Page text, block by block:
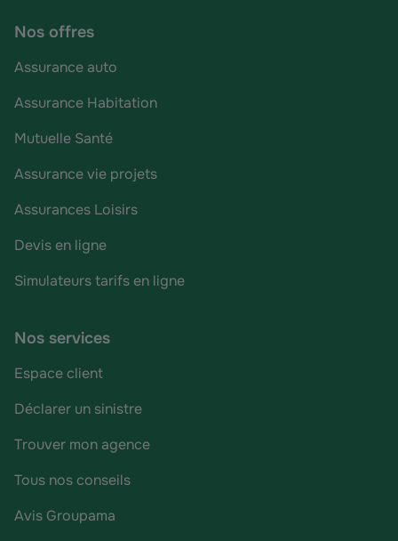
Nos offres
Assurance auto
Assurance Habitation
Mutuelle Santé
Assurance vie projets
Assurances Loisirs
Devis en ligne
Simulateurs tarifs en ligne
Nos services
Espace client
Déclarer un sinistre
Trouver mon agence
Tous nos conseils
Avis Groupama